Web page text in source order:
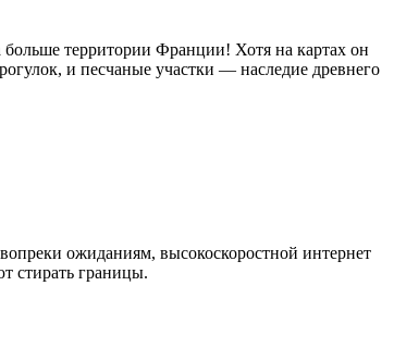
территории Франции! Хотя на картах он
и песчаные участки — наследие древнего
ожиданиям, высокоскоростной интернет
стирать границы.